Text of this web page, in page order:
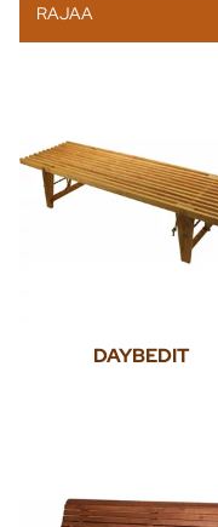
RAJAA
DAYBEDIT